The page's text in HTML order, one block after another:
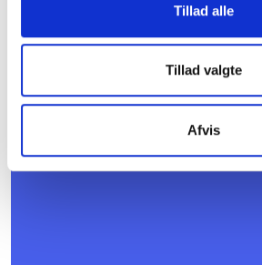
Tillad alle
Tillad valgte
Afvis
Gratis